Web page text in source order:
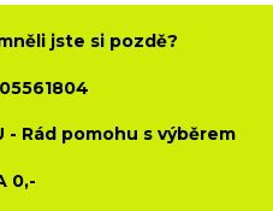
jste si pozdě?
- Rád pomohu s výběrem
0,-